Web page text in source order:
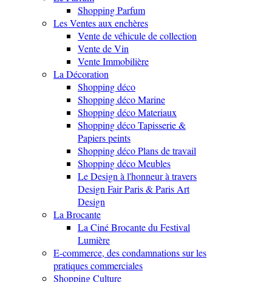
Shopping Parfum
Les Ventes aux enchères
Vente de véhicule de collection
Vente de Vin
Vente Immobilière
La Décoration
Shopping déco
Shopping déco Marine
Shopping déco Materiaux
Shopping déco Tapisserie &
Papiers peints
Shopping déco Plans de travail
Shopping déco Meubles
Le Design à l'honneur à travers
Design Fair Paris & Paris Art
Design
La Brocante
La Ciné Brocante du Festival
Lumière
E-commerce, des condamnations sur les
pratiques commerciales
Shopping Culture